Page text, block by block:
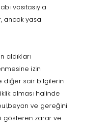
vasıtasıyla
ancak yasal
aldıkları
izin
diğer sair bilgilerin
olması halinde
ve gereğini
gösteren zarar ve